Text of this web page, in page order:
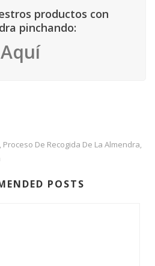
productos con
pinchando:
Aquí
, Proceso De Recogida De La Almendra,
POSTS